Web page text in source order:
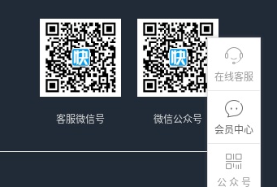
在线客服
会员中心
公 众 号
微信公众号
客服微信号